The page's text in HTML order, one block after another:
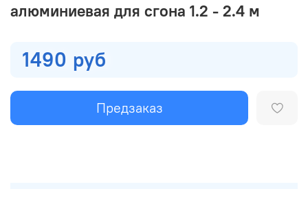
алюминиевая для сгона 1.2 - 2.4 м
1490 руб
Предзаказ